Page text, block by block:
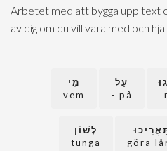
Arbetet med att bygga upp text
av dig om du vill vara med och
עַל
på -
מִי
vem
göra
לָשׁוֹן
tunga